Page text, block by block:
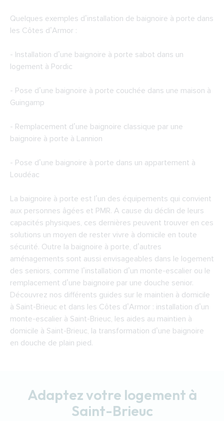
Quelques exemples d’installation de baignoire à porte dans
les Côtes d’Armor :
- Installation d’une baignoire à porte sabot dans un
logement à Pordic
- Pose d’une baignoire à porte couchée dans une maison à
Guingamp
- Remplacement d’une baignoire classique par une
baignoire à porte à Lannion
- Pose d’une baignoire à porte dans un appartement à
Loudéac
La baignoire à porte est l’un des équipements qui convient
aux personnes âgées et PMR. A cause du déclin de leurs
capacités physiques, ces dernières peuvent trouver en ces
solutions un moyen de rester vivre à domicile en toute
sécurité. Outre la baignoire à porte, d’autres
aménagements sont aussi envisageables dans le logement
des seniors, comme l’installation d’un monte-escalier ou le
remplacement d’une baignoire par une douche senior.
Découvrez nos différents guides sur le maintien à domicile
à Saint-Brieuc et dans les Côtes d’Armor : installation d’un
monte-escalier à Saint-Brieuc, les aides au maintien à
domicile à Saint-Brieuc, la transformation d’une baignoire
en douche de plain pied.
Adaptez votre logement à
Saint-Brieuc